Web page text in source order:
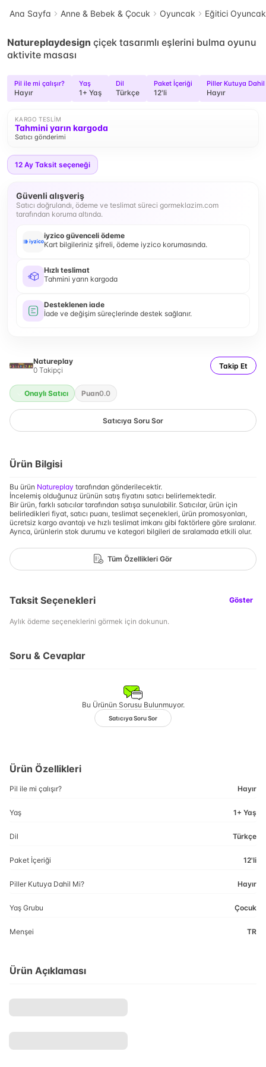
Ana Sayfa Anne & Bebek & Çocuk Oyuncak Eğitici Oyuncak
Natureplaydesign çiçek tasarımlı eşlerini bulma oyunu
aktivite masası
Pil ile mi çalışır?
Hayır
Yaş
1+ Yaş
Dil
Türkçe
Paket İçeriği
12'li
Piller Kutuya Dahil
Hayır
KARGO TESLIM
Tahmini yarın kargoda
Satıcı gönderimi
12 Ay Taksit seçeneği
Güvenli alışveriş
Satıcı doğrulandı, ödeme ve teslimat süreci gormeklazim.com
tarafından koruma altında.
iyzico güvenceli ödeme
Kart bilgileriniz şifreli, ödeme iyzico korumasında.
Hızlı teslimat
Tahmini yarın kargoda
Desteklenen iade
İade ve değişim süreçlerinde destek sağlanır.
Natureplay
0 Takipçi Takip Et
Onaylı Satıcı Puan0.0
Satıcıya Soru Sor
Ürün Bilgisi
Bu ürün Natureplay tarafından gönderilecektir.
İncelemiş olduğunuz ürünün satış fiyatını satıcı belirlemektedir.
Bir ürün, farklı satıcılar tarafından satışa sunulabilir. Satıcılar, ürün için
belirledikleri fiyat, satıcı puanı, teslimat seçenekleri, ürün promosyonları,
ücretsiz kargo avantajı ve hızlı teslimat imkanı gibi faktörlere göre sıralanır.
Ayrıca, ürünlerin stok durumu ve kategori bilgileri de sıralamada etkili olur.
Tüm Özellikleri Gör
Taksit Seçenekleri Göster
Aylık ödeme seçeneklerini görmek için dokunun.
Soru & Cevaplar
Bu Ürünün Sorusu Bulunmuyor.
Satıcıya Soru Sor
Ürün Özellikleri
Pil ile mi çalışır? Hayır
Yaş 1+ Yaş
Dil Türkçe
Paket İçeriği 12'li
Piller Kutuya Dahil Mi? Hayır
Yaş Grubu Çocuk
Menşei TR
Ürün Açıklaması